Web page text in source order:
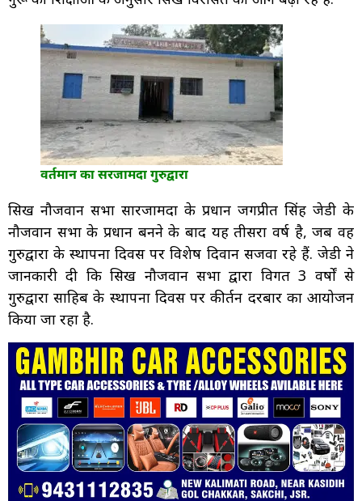
वर्तमान का सरजामदा गुरुद्वारा
सिख नौजवान सभा सारजामदा के प्रधान जगप्रीत सिंह जेडी के
नौजवान सभा के प्रधान बनने के बाद यह तीसरा वर्ष है, जब वह
गुरुद्वारा के स्थापना दिवस पर विशेष दिवान सजवा रहे हैं. जेडी ने
जानकारी दी कि सिख नौजवान सभा द्वारा विगत 3 वर्षों से
गुरुद्वारा साहिब के स्थापना दिवस पर कीर्तन दरबार का आयोजन
किया जा रहा है.